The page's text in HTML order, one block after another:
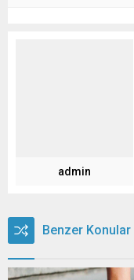
admin
Benzer Konular